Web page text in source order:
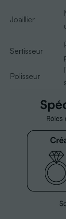
Joaillier
Sertisseur
Polisseur